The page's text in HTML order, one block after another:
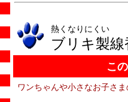
熱くなりにくい
ブリキ製線
こ
ワンちゃんや小さなお子さ